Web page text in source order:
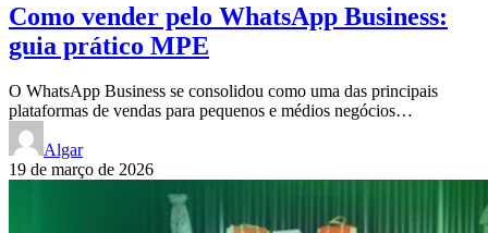
Como vender pelo WhatsApp Business:
guia prático MPE
O WhatsApp Business se consolidou como uma das principais
plataformas de vendas para pequenos e médios negócios…
Algar
19 de março de 2026